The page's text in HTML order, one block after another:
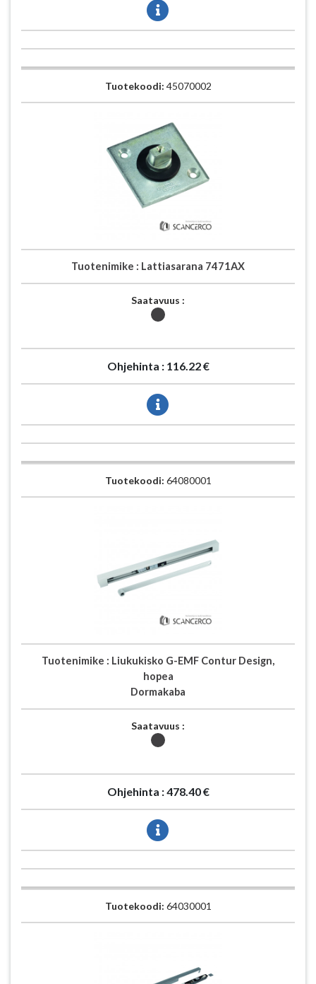
Tuotekoodi: 45070002
Tuotenimike : Lattiasarana 7471AX
Saatavuus :
Ohjehinta : 116.22 €
Tuotekoodi: 64080001
Tuotenimike : Liukukisko G-EMF Contur Design,
hopea
Dormakaba
Saatavuus :
Ohjehinta :478.40 €
Tuotekoodi: 64030001